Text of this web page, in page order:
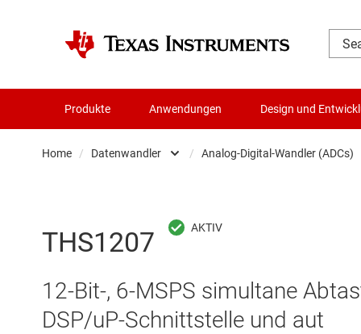
Produkte Anwendungen Design und
Home / Datenwandler
Batteriemanagement-ICs
Die- & Wafer-Services
DLP-Produkte
/ Analog-Digital-Wandler (ADCs)
Digitale
Integrierte &
THS1207
12-Bit-, 6-MSPS simultane
DSP/uP-Schnittstelle und aut